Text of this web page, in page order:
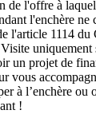
de l'offre à
l'enchère ne
l'article 1114
uniquement
un projet de
vous
à l’enchère ou
!